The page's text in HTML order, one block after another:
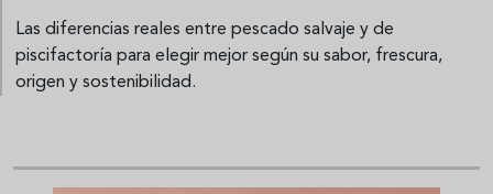
Las diferencias reales entre pescado salvaje y de
piscifactoría para elegir mejor según su sabor, frescura,
origen y sostenibilidad.